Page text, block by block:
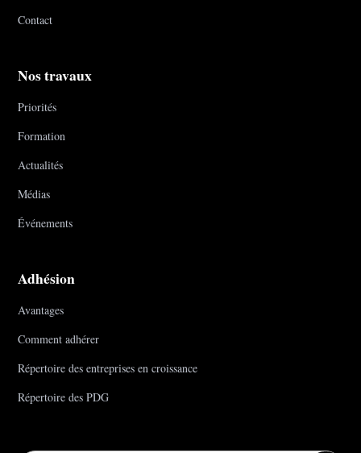
Contact
Nos travaux
Priorités
Formation
Actualités
Médias
Événements
Adhésion
Avantages
Comment adhérer
Répertoire des entreprises en croissance
Répertoire des PDG